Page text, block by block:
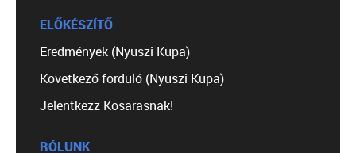
ELŐKÉSZÍTŐ
Eredmények (Nyuszi Kupa)
Következő forduló (Nyuszi Kupa)
Jelentkezz Kosarasnak!
RÓLUNK